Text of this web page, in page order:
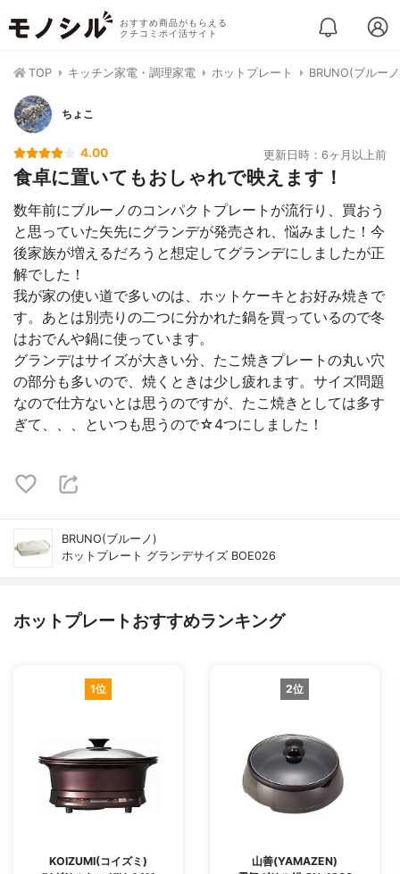
おすすめ商品がもらえる
クチコミポイ活サイト
TOP キッチン家電・調理家電 ホットプレート BRUNO(ブルー
ちょこ
4.00 更新日時：6ヶ月以上前
食卓に置いてもおしゃれで映えます！
数年前にブルーノのコンパクトプレートが流行り、買おう
と思っていた矢先にグランデが発売され、悩みました！今
後家族が増えるだろうと想定してグランデにしましたが正
解でした！
我が家の使い道で多いのは、ホットケーキとお好み焼きで
す。あとは別売りの二つに分かれた鍋を買っているので冬
はおでんや鍋に使っています。
グランデはサイズが大きい分、たこ焼きプレートの丸い穴
の部分も多いので、焼くときは少し疲れます。サイズ問題
なので仕方ないとは思うのですが、たこ焼きとしては多す
ぎて、、、といつも思うので☆4つにしました！
BRUNO(ブルーノ)
ホットプレート グランデサイズ BOE026
ホットプレートおすすめランキング
1位
KOIZUMI(コイズミ)
2位
山善(YAMAZEN)